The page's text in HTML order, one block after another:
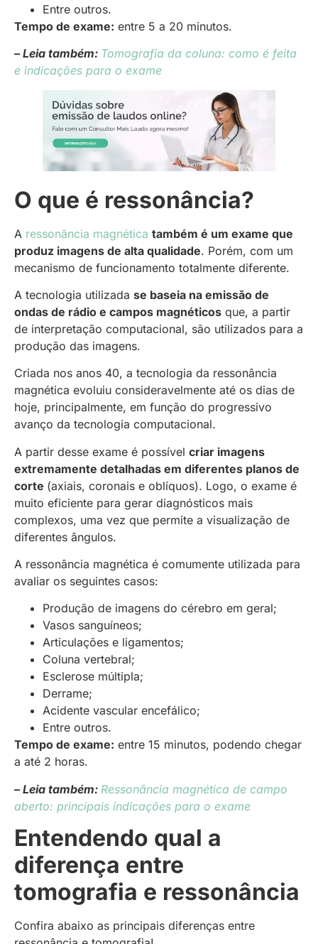
Entre outros.
Tempo de exame: entre 5 a 20 minutos.
– Leia também: Tomografia da coluna: como é feita
e indicações para o exame
O que é ressonância?
A ressonância magnética também é um exame que
produz imagens de alta qualidade. Porém, com um
mecanismo de funcionamento totalmente diferente.
A tecnologia utilizada se baseia na emissão de
ondas de rádio e campos magnéticos que, a partir
de interpretação computacional, são utilizados para a
produção das imagens.
Criada nos anos 40, a tecnologia da ressonância
magnética evoluiu consideravelmente até os dias de
hoje, principalmente, em função do progressivo
avanço da tecnologia computacional.
A partir desse exame é possível criar imagens
extremamente detalhadas em diferentes planos de
corte (axiais, coronais e oblíquos). Logo, o exame é
muito eficiente para gerar diagnósticos mais
complexos, uma vez que permite a visualização de
diferentes ângulos.
A ressonância magnética é comumente utilizada para
avaliar os seguintes casos:
Produção de imagens do cérebro em geral;
Vasos sanguíneos;
Articulações e ligamentos;
Coluna vertebral;
Esclerose múltipla;
Derrame;
Acidente vascular encefálico;
Entre outros.
Tempo de exame: entre 15 minutos, podendo chegar
a até 2 horas.
– Leia também: Ressonância magnética de campo
aberto: principais indicações para o exame
Entendendo qual a
diferença entre
tomografia e ressonância
Confira abaixo as principais diferenças entre